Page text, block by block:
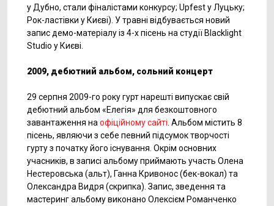
у Дубно, стали фіналістами конкурсу; Upfest у Луцьку;
Рок-ластівки у Києві). У травні відбувається новий
запис демо-матеріалу із 4-х пісень на студії Blacklight
Studio у Києві.
2009, дебютний альбом, сольний концерт
29 серпня 2009-го року гурт нарешті випускає свій
дебютний альбом «Елегія» для безкоштовного
завантаження на офіційному сайті . Альбом містить 8
пісень, являючи з себе певний підсумок творчості
гурту з початку його існування. Окрім основних
учасників, в записі альбому приймають участь Олена
Нестеровська (альт), Ганна Кривонос (бек-вокал) та
Олександра Видря (скрипка). Запис, зведення та
мастеринг альбому виконано Олексієм Романченко